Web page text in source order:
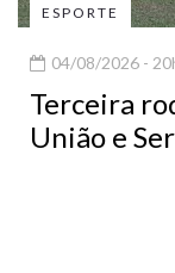
ESPORTE
04/08/2026 -
Terceira
União e